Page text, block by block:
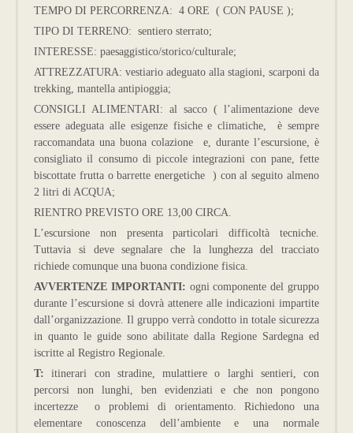
TEMPO DI PERCORRENZA: 4 ORE ( CON PAUSE );
TIPO DI TERRENO: sentiero sterrato;
INTERESSE: paesaggistico/storico/culturale;
ATTREZZATURA: vestiario adeguato alla stagioni, scarponi da
trekking, mantella antipioggia;
CONSIGLI ALIMENTARI: al sacco ( l’alimentazione deve
essere adeguata alle esigenze fisiche e climatiche, è sempre
raccomandata una buona colazione e, durante l’escursione, è
consigliato il consumo di piccole integrazioni con pane, fette
biscottate frutta o barrette energetiche ) con al seguito almeno
2 litri di ACQUA;
RIENTRO PREVISTO ORE 13,00 CIRCA.
L’escursione non presenta particolari difficoltà tecniche.
Tuttavia si deve segnalare che la lunghezza del tracciato
richiede comunque una buona condizione fisica.
AVVERTENZE IMPORTANTI: ogni componente del gruppo
durante l’escursione si dovrà attenere alle indicazioni impartite
dall’organizzazione. Il gruppo verrà condotto in totale sicurezza
in quanto le guide sono abilitate dalla Regione Sardegna ed
iscritte al Registro Regionale.
T: itinerari con stradine, mulattiere o larghi sentieri, con
percorsi non lunghi, ben evidenziati e che non pongono
incertezze o problemi di orientamento. Richiedono una
elementare conoscenza dell’ambiente e una normale